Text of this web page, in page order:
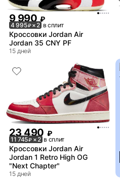
9 990 ₽
4 995₽× 2 в сплит
Кроссовки Jordan Air
Jordan 35 CNY PF
15 дней
23 490 ₽
11 745₽ × 2 в сплит
Кроссовки Jordan Air
Jordan 1 Retro High OG
"Next Chapter"
15 дней